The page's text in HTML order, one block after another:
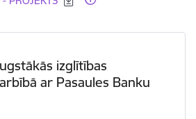
izglītības
ar Pasaules Banku